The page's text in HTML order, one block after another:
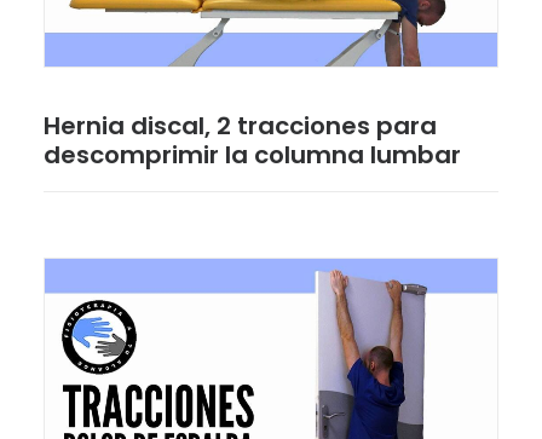
Hernia discal, 2 tracciones para
descomprimir la columna lumbar